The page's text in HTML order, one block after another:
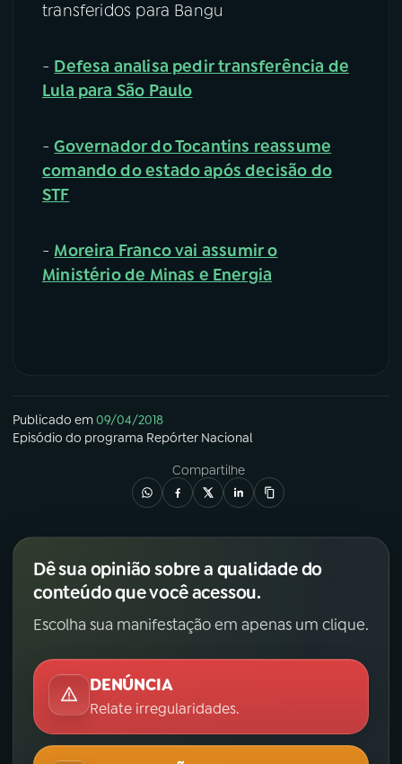
transferidos para Bangu
- Defesa analisa pedir transferência de
Lula para São Paulo
-Governador do Tocantins reassume
comando do estado após decisão do
STF
- Moreira Franco vai assumir o
Ministério de Minas e Energia
Publicado em09/04/2018
Episódio do programa Repórter Nacional
Compartilhe
Dê sua opinião sobre a qualidade do
conteúdo que você acessou.
Escolha sua manifestação em apenas um clique.
DENÚNCIA
Relate irregularidades.